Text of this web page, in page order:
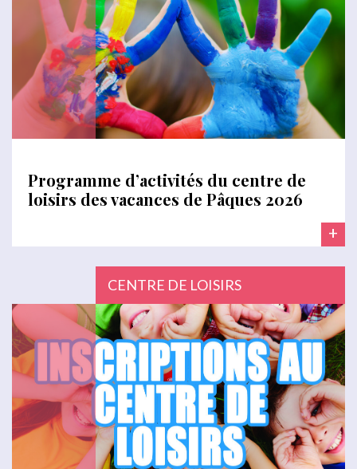
Programme d’activités du centre de
loisirs des vacances de Pâques 2026
+
CENTRE DE LOISIRS